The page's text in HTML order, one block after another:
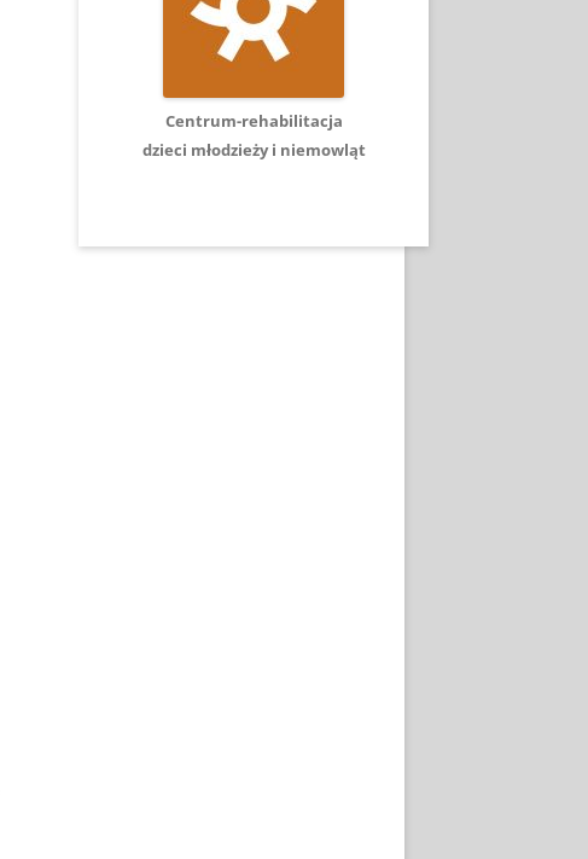
Centrum-rehabilitacja
dzieci młodzieży i niemowląt